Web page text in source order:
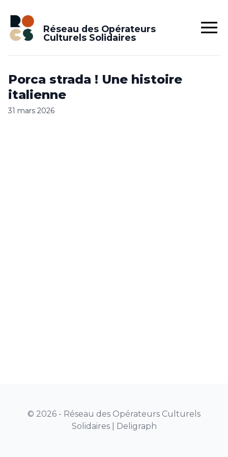
Réseau des Opérateurs
Culturels Solidaires
Porca strada ! Une histoire
italienne
31 mars 2026
© 2026 - Réseau des Opérateurs Culturels
Solidaires | Deligraph